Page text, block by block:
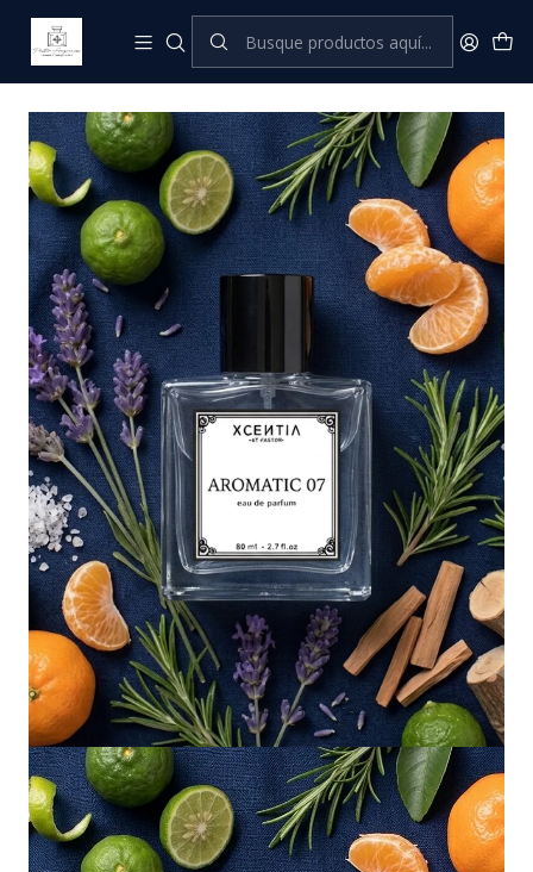
Inicio XCENTIA by Pastor Perfumes Masculinos
Aromatic 07 (ADG PROFONDO)